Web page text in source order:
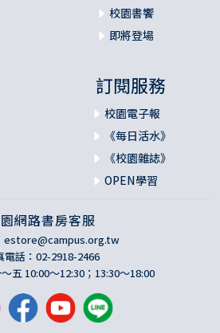
校園書饗
即將登場
訂閱服務
校園電子報
《每日活水》
《校園雜誌》
OPEN學習
網路書房客服
estore@campus.org.tw
電話：02-2918-2466
五 10:00～12:30；13:30～18:00